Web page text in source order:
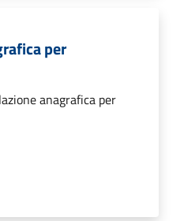
per
anagrafica per